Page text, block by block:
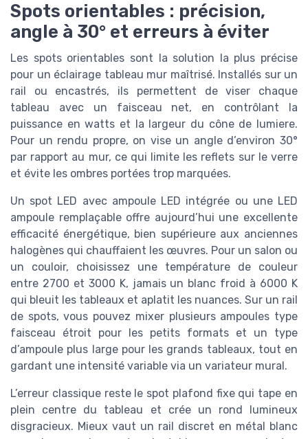
Spots orientables : précision,
angle à 30° et erreurs à éviter
Les spots orientables sont la solution la plus précise
pour un éclairage tableau mur maîtrisé. Installés sur un
rail ou encastrés, ils permettent de viser chaque
tableau avec un faisceau net, en contrôlant la
puissance en watts et la largeur du cône de lumiere.
Pour un rendu propre, on vise un angle d’environ 30°
par rapport au mur, ce qui limite les reflets sur le verre
et évite les ombres portées trop marquées.
Un spot LED avec ampoule LED intégrée ou une LED
ampoule remplaçable offre aujourd’hui une excellente
efficacité énergétique, bien supérieure aux anciennes
halogènes qui chauffaient les œuvres. Pour un salon ou
un couloir, choisissez une température de couleur
entre 2700 et 3000 K, jamais un blanc froid à 6000 K
qui bleuit les tableaux et aplatit les nuances. Sur un rail
de spots, vous pouvez mixer plusieurs ampoules type
faisceau étroit pour les petits formats et un type
d’ampoule plus large pour les grands tableaux, tout en
gardant une intensité variable via un variateur mural.
L’erreur classique reste le spot plafond fixe qui tape en
plein centre du tableau et crée un rond lumineux
disgracieux. Mieux vaut un rail discret en métal blanc